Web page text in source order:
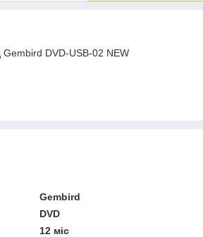
Gembird DVD-USB-02 NEW
Gembird
DVD
12 міс